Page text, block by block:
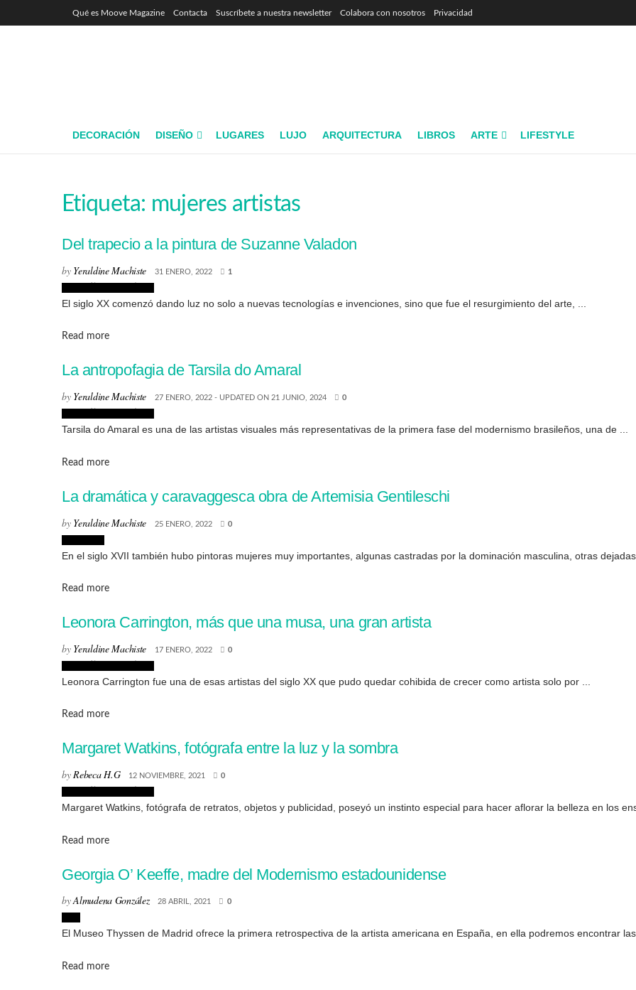
Qué es Moove Magazine Contacta Suscríbete a nuestra newsletter Colabora con nosotros Privacidad
DECORACIÓN DISEÑO LUGARES LUJO ARQUITECTURA LIBROS ARTE LIFESTYLE
Etiqueta: mujeres artistas
Del trapecio a la pintura de Suzanne Valadon
by Yeraldine Machiste 31 ENERO, 2022 1
El siglo XX comenzó dando luz no solo a nuevas tecnologías e invenciones, sino que fue el resurgimiento del arte, ...
Read moreDetails
La antropofagia de Tarsila do Amaral
by Yeraldine Machiste 27 ENERO, 2022 - UPDATED ON 21 JUNIO, 2024 0
Tarsila do Amaral es una de las artistas visuales más representativas de la primera fase del modernismo brasileños, una de ...
Read moreDetails
La dramática y caravaggesca obra de Artemisia Gentileschi
by Yeraldine Machiste 25 ENERO, 2022 0
En el siglo XVII también hubo pintoras mujeres muy importantes, algunas castradas por la dominación masculina, otras dejadas
Read moreDetails
Leonora Carrington, más que una musa, una gran artista
by Yeraldine Machiste 17 ENERO, 2022 0
Leonora Carrington fue una de esas artistas del siglo XX que pudo quedar cohibida de crecer como artista solo por ...
Read moreDetails
Margaret Watkins, fotógrafa entre la luz y la sombra
byRebeca H.G 12 NOVIEMBRE, 2021 0
Margaret Watkins, fotógrafa de retratos, objetos y publicidad, poseyó un instinto especial para hacer aflorar la belleza en los
Read moreDetails
Georgia O’ Keeffe, madre del Modernismo estadounidense
byAlmudena González 28 ABRIL, 2021 0
El Museo Thyssen de Madrid ofrece la primera retrospectiva de la artista americana en España, en ella podremos encontrar
Read moreDetails